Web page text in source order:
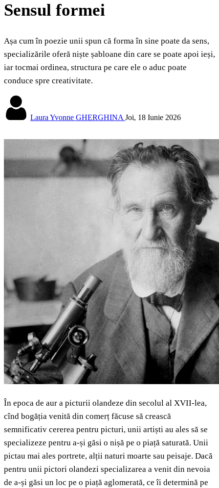
Sensul formei
Așa cum în poezie unii spun că forma în sine poate da sens,
specializările oferă niște șabloane din care se poate apoi ieși,
iar tocmai ordinea, structura pe care ele o aduc poate
conduce spre creativitate.
Laura Yvonne GHERGHINA Joi, 18 Iunie 2026
În epoca de aur a picturii olandeze din secolul al XVII-lea,
cînd bogăția venită din comerț făcuse să crească
semnificativ cererea pentru picturi, unii artiști au ales să se
specializeze pentru a-și găsi o nișă pe o piață saturată. Unii
pictau mai ales portrete, alții naturi moarte sau peisaje. Dacă
pentru unii pictori olandezi specializarea a venit din nevoia
de a-și găsi un loc pe o piață aglomerată, ce îi determină pe